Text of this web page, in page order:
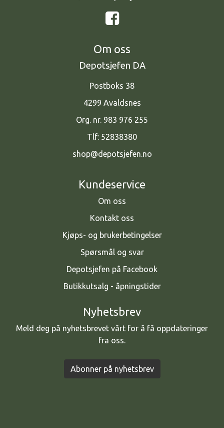
Om oss
Depotsjefen DA
Postboks 38
4299 Avaldsnes
Org. nr. 983 976 255
Tlf: 52838380
shop@depotsjefen.no
Kundeservice
Om oss
Kontakt oss
Kjøps- og brukerbetingelser
Spørsmål og svar
Depotsjefen på Facebook
Butikkutsalg - åpningstider
Nyhetsbrev
Meld deg på nyhetsbrevet vårt for å få oppdateringer
fra oss.
Abonner på nyhetsbrev